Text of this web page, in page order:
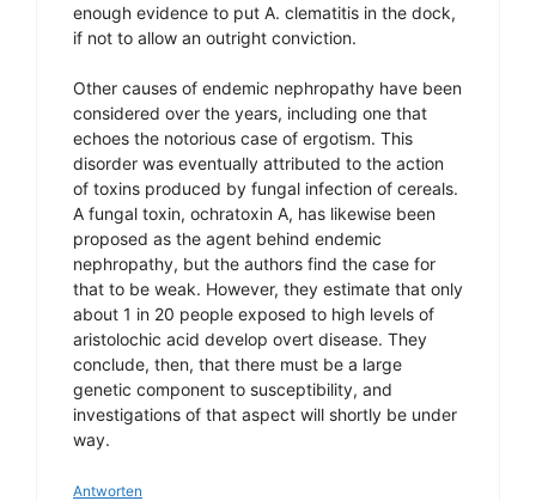
enough evidence to put A. clematitis in the dock,
if not to allow an outright conviction.
Other causes of endemic nephropathy have been
considered over the years, including one that
echoes the notorious case of ergotism. This
disorder was eventually attributed to the action
of toxins produced by fungal infection of cereals.
A fungal toxin, ochratoxin A, has likewise been
proposed as the agent behind endemic
nephropathy, but the authors find the case for
that to be weak. However, they estimate that only
about 1 in 20 people exposed to high levels of
aristolochic acid develop overt disease. They
conclude, then, that there must be a large
genetic component to susceptibility, and
investigations of that aspect will shortly be under
way.
Antworten